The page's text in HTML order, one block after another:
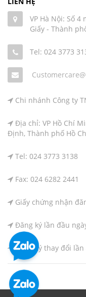
VP Hà Nội: Số 4
Giấy - Thành
Tel: 024 3773
Chi nhánh Công ty
Địa chỉ: VP Hồ Chí
Định, Thành phố Hồ
Tel: 024 3773 3138
Fax: 024 6282 2441
Giấy chứng nhận
Đăng ký lần đầu
Đăng ký thay đổi lần